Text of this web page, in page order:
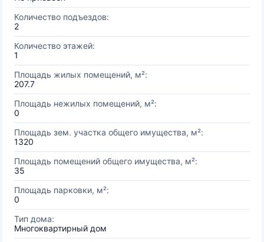
Количество подъездов:
2
Количество этажей:
1
Площадь жилых помещений, м²:
207.7
Площадь нежилых помещений, м²:
0
Площадь зем. участка общего имущества, м²:
1320
Площадь помещений общего имущества, м²:
35
Площадь парковки, м²:
0
Тип дома:
Многоквартирный дом